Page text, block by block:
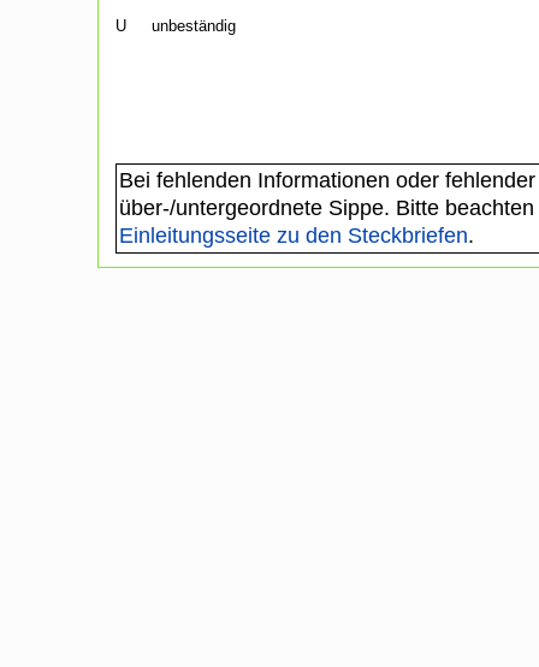
U unbeständig
Bei fehlenden Informationen oder
über-/untergeordnete Sippe. Bitte
Einleitungsseite zu den Steckbriefen.